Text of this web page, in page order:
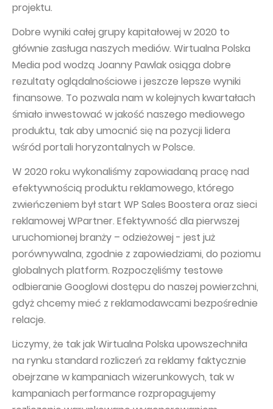
projektu.
Dobre wyniki całej grupy kapitałowej w 2020 to
głównie zasługa naszych mediów. Wirtualna Polska
Media pod wodzą Joanny Pawlak osiąga dobre
rezultaty oglądalnościowe i jeszcze lepsze wyniki
finansowe. To pozwala nam w kolejnych kwartałach
śmiało inwestować w jakość naszego mediowego
produktu, tak aby umocnić się na pozycji lidera
wśród portali horyzontalnych w Polsce.
W 2020 roku wykonaliśmy zapowiadaną pracę nad
efektywnością produktu reklamowego, którego
zwieńczeniem był start WP Sales Boostera oraz sieci
reklamowej WPartner. Efektywność dla pierwszej
uruchomionej branży – odzieżowej - jest już
porównywalna, zgodnie z zapowiedziami, do poziomu
globalnych platform. Rozpoczęliśmy testowe
odbieranie Googlowi dostępu do naszej powierzchni,
gdyż chcemy mieć z reklamodawcami bezpośrednie
relacje.
Liczymy, że tak jak Wirtualna Polska upowszechniła
na rynku standard rozliczeń za reklamy faktycznie
obejrzane w kampaniach wizerunkowych, tak w
kampaniach performance rozpropagujemy